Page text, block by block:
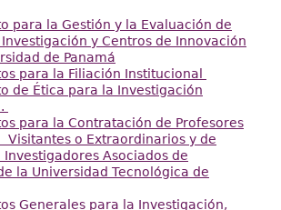
para la Gestión y la Evaluación de
y Centros de Innovación
de Panamá
para la Filiación Institucional
de Ética para la Investigación
para la Contratación de Profesores
Visitantes o Extraordinarios y de
Investigadores Asociados de
la Universidad Tecnológica de
Generales para la Investigación,